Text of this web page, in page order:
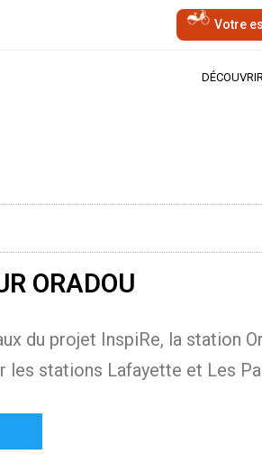
Votre
ORADOU
du projet InspiRe, la station
stations Lafayette et Les